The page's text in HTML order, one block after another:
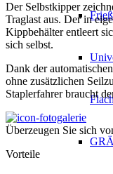
Der Selbstkipper
Traglast aus. Der in
Kippbehälter entleert
sich selbst.
Dank der
ohne zusätzlichen
Staplerfahrer braucht
Überzeugen Sie sich
Vorteile